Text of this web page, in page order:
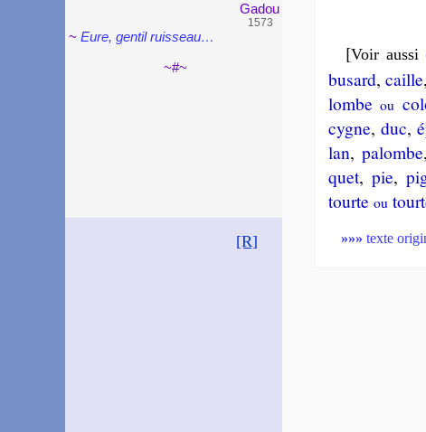
Gadou
1573
~Eure, gentil ruis­seau…
~#~
[R]
[Voir aussi
bu­sard,caille,
lombeou
cygne, duc,
lan,pa­lombe,
quet, pie,
tourte ou
»»» texte